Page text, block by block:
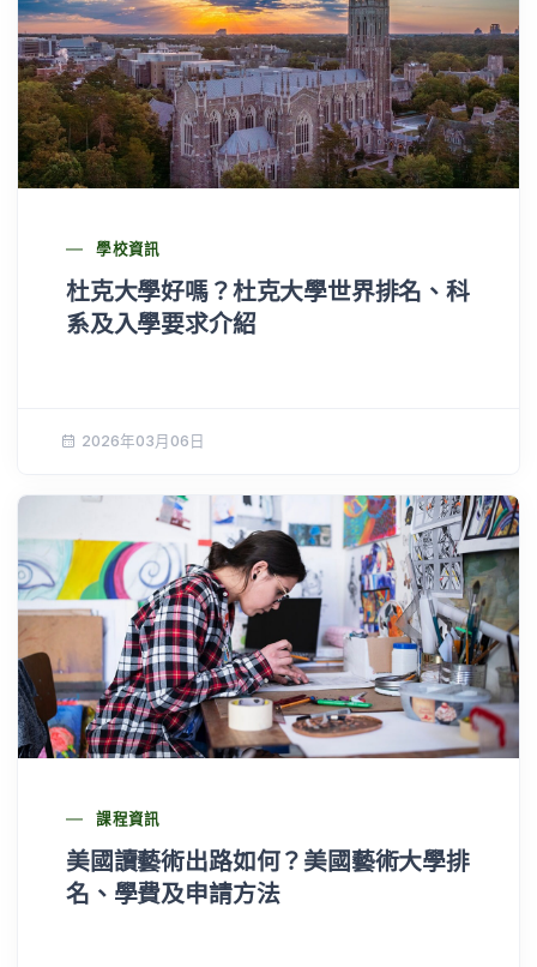
學校資訊
杜克大學好嗎？杜克大學世界排名、科
系及入學要求介紹
2026年03月06日
課程資訊
美國讀藝術出路如何？美國藝術大學排
名、學費及申請方法